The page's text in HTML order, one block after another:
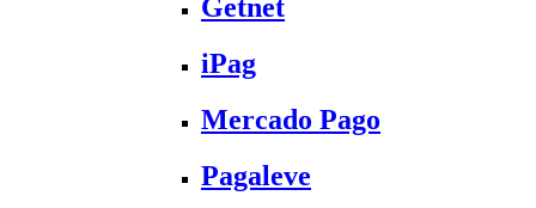
Getnet
iPag
Mercado Pago
Pagaleve